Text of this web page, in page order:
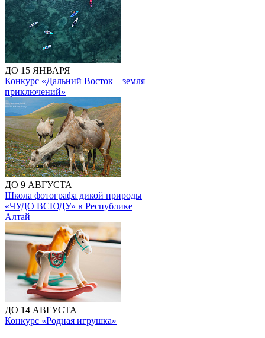
ДО 15 ЯНВАРЯ
Конкурс «Дальний Восток – земля
приключений»
ДО 9 АВГУСТА
Школа фотографа дикой природы
«ЧУДО ВСЮДУ» в Республике
Алтай
ДО 14 АВГУСТА
Конкурс «Родная игрушка»